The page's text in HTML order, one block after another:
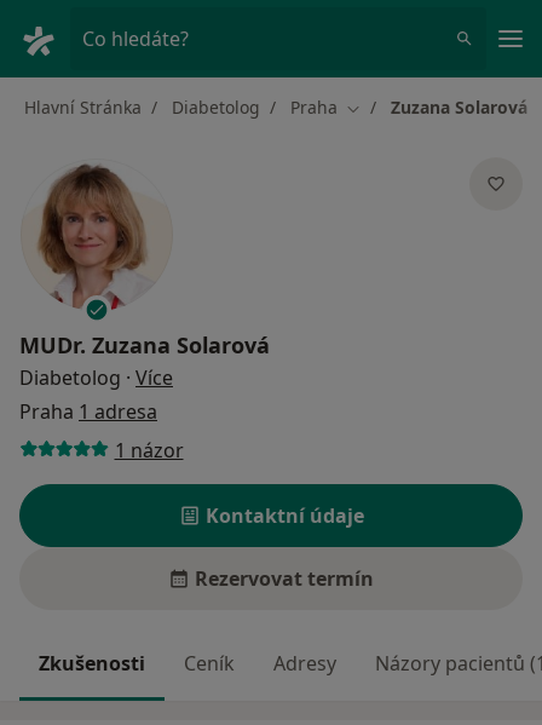
Co hledáte?
Hlavní Stránka Diabetolog Praha Změna města
Zuzana Solarová
MUDr. Zuzana Solarová
Diabetolog · Více
Praha 1 adresa
1 názor
Kontaktní údaje
Rezervovat termín
Zkušenosti Ceník Adresy Názory pacientů